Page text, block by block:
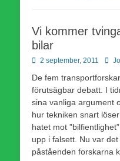
Vi kommer
bilar
Publicerad
2 september, 2011
De fem
förutsägbar debatt. I
sina vanliga argument
hur tekniken snart
hatet mot
upp i falsett. Nu var
påståenden forskarna